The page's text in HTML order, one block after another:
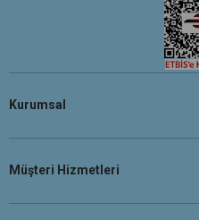
Kurumsal
Müşteri Hizmetleri